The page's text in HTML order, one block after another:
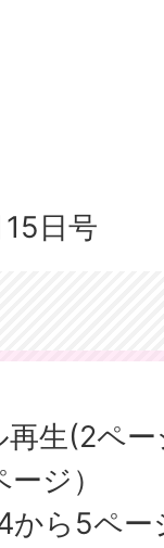
日号
再生(2ペ
ジ）
から5ペー